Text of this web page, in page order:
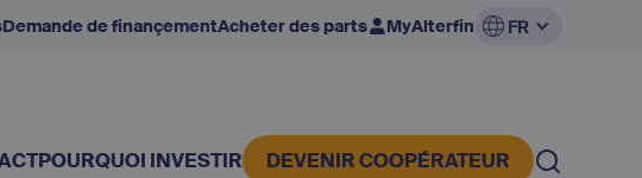
Demande de finançementAcheter des parts MyAlterfin FR
POURQUOI INVESTIR DEVENIR COOPÉRATEUR